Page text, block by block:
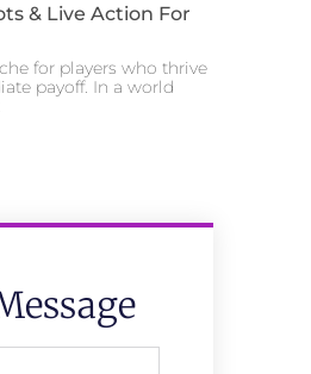
& Live Action For
for players who thrive
payoff. In a world